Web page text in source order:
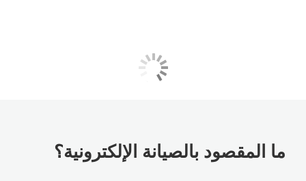
ما المقصود بالصيانة الإلكترونية؟